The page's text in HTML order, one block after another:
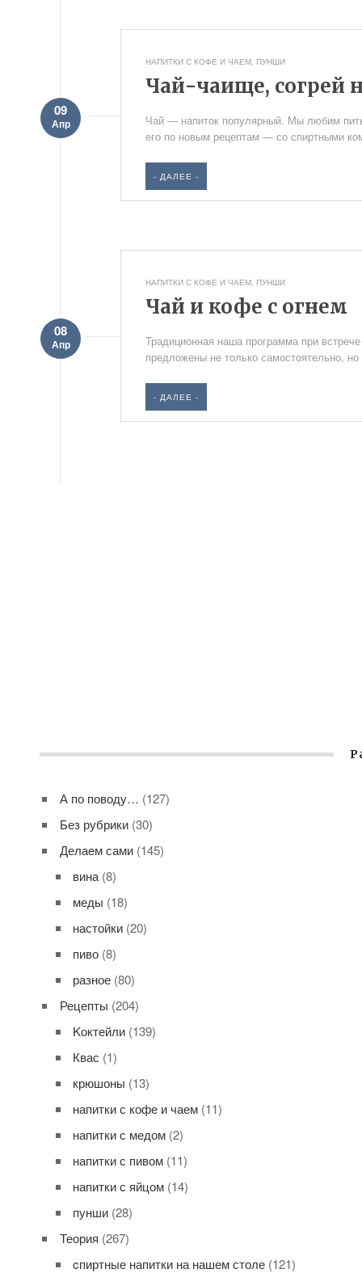
НАПИТКИ С КОФЕ И ЧАЕМ, ПУНШИ
Чай-чаище, согрей
09
Апр
Чай — напиток популярный. Мы любим пить
его по новым рецептам — со спиртными
- ДАЛЕЕ -
НАПИТКИ С КОФЕ И ЧАЕМ, ПУНШИ
Чай и кофе с огнем
08
Апр
Традиционная наша программа при
предложены не только самостоятельно,
- ДАЛЕЕ -
А по поводу… (127)
Без рубрики (30)
Делаем сами (145)
вина (8)
меды (18)
настойки (20)
пиво (8)
разное (80)
Рецепты (204)
Kоктейли (139)
Квас (1)
крюшоны (13)
напитки с кофе и чаем (11)
напитки с медом (2)
напитки с пивом (11)
напитки с яйцом (14)
пунши (28)
Теория (267)
cпиртные напитки на нашем столе (121)